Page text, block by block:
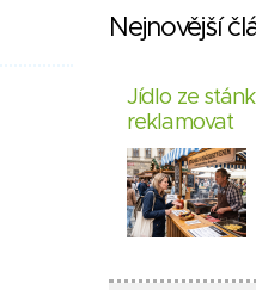
Nejnovější
Jídlo ze
reklamovat